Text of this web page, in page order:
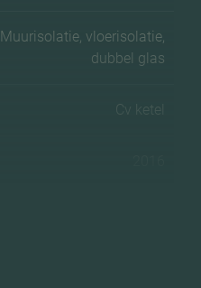
Muurisolatie, vloerisolatie,
dubbel glas
Cv ketel